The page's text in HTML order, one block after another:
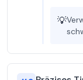
💡